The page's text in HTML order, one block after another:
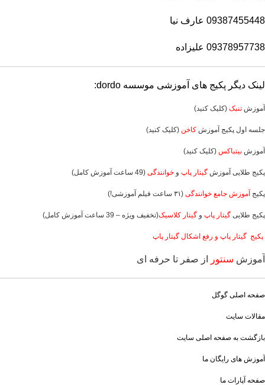
09387455448 عارف نیا
09378957738 علیزاده
لینک دیگر پکیج های آموزشی موسسه dordo:
آموزش تنبک (کلیک کنید)
جلسه اول پکیج آموزش کاخن (کلیک کنید)
آموزش بیتباکس (کلیک کنید)
پکیج طلایی آموزش گیتار پاپ و خوانندگی (49 ساعت آموزش کامل)
پکیج آموزش جامع خوانندگی (۳۱ ساعت فیلم آموزشی!)
پکیج طلایی گیتار پاپ و گیتار کلاسیک(تخفیف ویژه – 39 ساعت آموزش کامل)
پکیج گیتار پاپ و رفع اشکال گیتار پاپ
آموزش سنتور از صفر تا حرفه ای
صفحه اصلی گوگل
مقالات سایت
بازگشت به صفحه اصلی سایت
آموزش های رایگان ما
صفحه آپارات ما